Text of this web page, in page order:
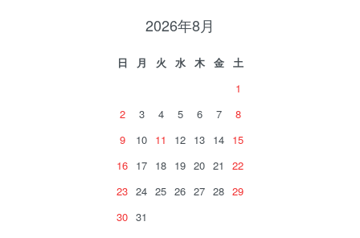
2026年8月
日 月 火 水 木 金
土
1
2
3 4 5 6 7
8
9
10 11 12 13 14 15
16 17 18 19 20 21
22
23 24 25 26 27 28 29
30 31